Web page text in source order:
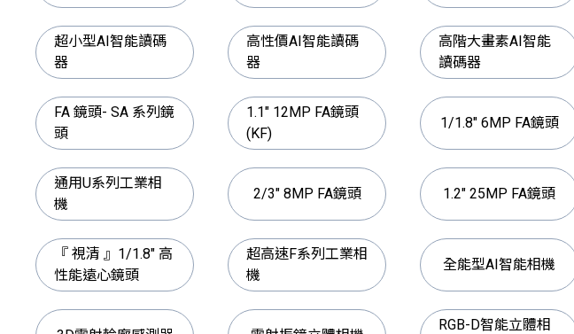
超小型AI智能讀碼
器
高性價AI智能讀碼
器
高階大畫素AI智能
讀碼器
FA 鏡頭- SA 系列鏡
頭
1.1" 12MP FA鏡頭
(KF)
1/1.8" 6MP FA鏡頭
通用U系列工業相
機
2/3" 8MP FA鏡頭 1.2" 25MP FA鏡頭
『 視清 』1/1.8" 高
性能遠心鏡頭
超高速F系列工業相
機
全能型AI智能相機
RGB-D智能立體相